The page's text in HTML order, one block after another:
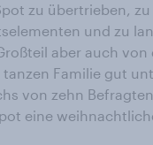
zu übertrieben,
und zu
aber auch von
Familie gut
von zehn
eine